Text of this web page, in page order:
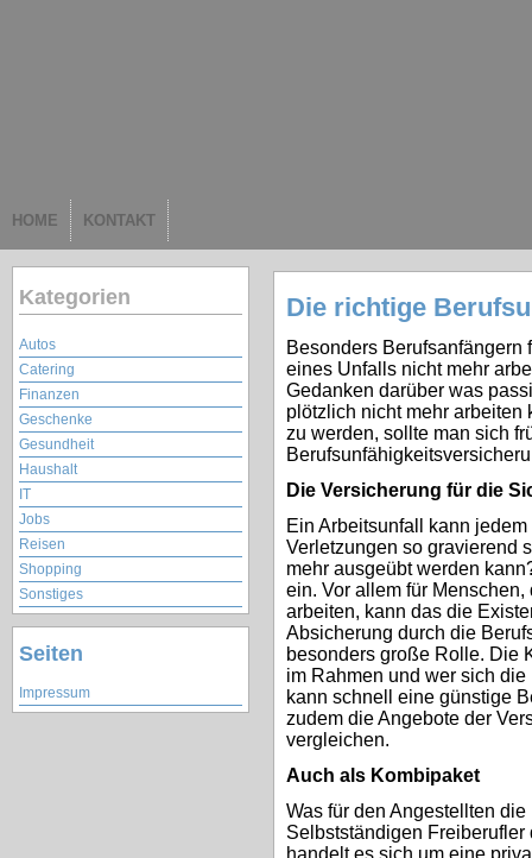
HOME KONTAKT
Kategorien
Autos
Catering
Finanzen
Geschenke
Gesundheit
Haushalt
IT
Jobs
Reisen
Shopping
Sonstiges
Seiten
Impressum
Die richtige
Besonders
eines Unfalls nicht mehr
Gedanken darüber was
plötzlich nicht mehr
zu werden, sollte man sich
Die Versicherung für die
Ein Arbeitsunfall kann
Verletzungen so gravierend
mehr ausgeübt werden
ein. Vor allem für
arbeiten, kann das die
Absicherung durch die
besonders große Rolle. Die
im Rahmen und wer sich
kann schnell eine günstige
zudem die Angebote der
vergleichen.
Auch als Kombipaket
Was für den Angestellten
Selbstständigen
handelt es sich um eine